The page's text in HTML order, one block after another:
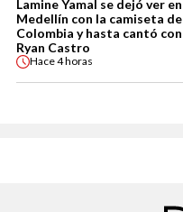
Lamine Yamal se dejó ver en
Medellín con la camiseta de
Colombia y hasta cantó con
Ryan Castro
Hace4 horas